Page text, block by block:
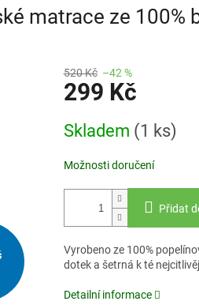
matrace ze 100%
520 Kč –42 %
299 Kč
cena:
Skladem (1 ks)
Možnosti doručení
Přidat
Vyrobeno ze 100%
dotek a šetrná k té
Detailní informace